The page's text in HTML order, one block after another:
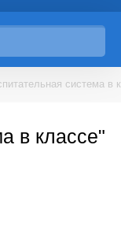
система в
в классе"